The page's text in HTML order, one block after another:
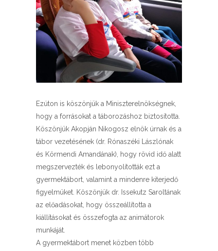
Ezúton is köszönjük a Miniszterelnökségnek,
hogy a forrásokat a táborozáshoz biztosította.
Köszönjük Akopján Nikogosz elnök úrnak és a
tábor vezetésének (dr. Rónaszéki Lászlónak
és Körmendi Amandának), hogy rövid idő alatt
megszervezték és lebonyolították ezt a
gyermektábort, valamint a mindenre kiterjedő
figyelmüket. Köszönjük dr. Issekutz Saroltának
az előadásokat, hogy összeállította a
kiállításokat és összefogta az animátorok
munkáját.
A gyermektábort menet közben több